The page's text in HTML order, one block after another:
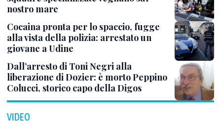
nostro mare
Cocaina pronta per lo spaccio, fugge
alla vista della polizia: arrestato un
giovane a Udine
Dall’arresto di Toni Negri alla
liberazione di Dozier: è morto Peppino
Colucci, storico capo della Digos
VIDEO